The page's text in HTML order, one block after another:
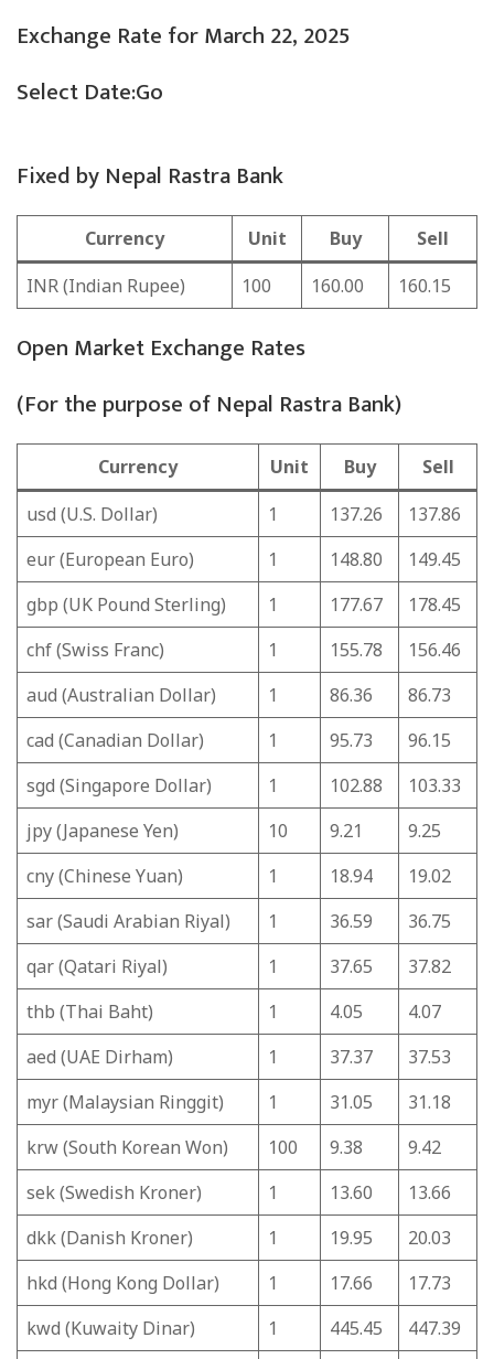
Exchange Rate for March 22, 2025
Select Date:Go
Fixed by Nepal Rastra Bank
Currency Unit Buy
Sell
INR (Indian Rupee)
100 160.00 160.15
Open Market Exchange Rates
(For the purpose of Nepal Rastra Bank)
Currency Unit Buy
Sell
usd (U.S. Dollar)
1 137.26
137.86
eur (European Euro)
1 148.80
149.45
gbp (UK Pound Sterling)
1 177.67
178.45
chf (Swiss Franc)
1 155.78
156.46
aud (Australian Dollar)
1 86.36
86.73
cad (Canadian Dollar)
1 95.73
96.15
sgd (Singapore Dollar)
1 102.88
103.33
jpy (Japanese Yen)
10 9.21
9.25
cny (Chinese Yuan)
1 18.94
19.02
sar (Saudi Arabian Riyal)
1 36.59
36.75
qar (Qatari Riyal)
1 37.65
37.82
thb (Thai Baht)
1 4.05
4.07
aed (UAE Dirham)
1 37.37
37.53
myr (Malaysian Ringgit)
1 31.05
31.18
krw (South Korean Won)
100 9.38
9.42
sek (Swedish Kroner)
1 13.60
13.66
dkk (Danish Kroner)
1 19.95
20.03
hkd (Hong Kong Dollar)
1 17.66
17.73
kwd (Kuwaity Dinar)
1 445.45
447.39